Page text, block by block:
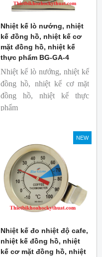
Nhiệt kế lò nướng, nhiệt
kế đồng hồ, nhiệt kế cơ
mặt đồng hồ, nhiệt kế
thực phẩm BG-GA-4
Nhiệt kế lò nướng, nhiệt kế
đồng hồ, nhiệt kế cơ mặt
đồng hồ, nhiệt kế thực
phẩm
Thương hiệu: Blue Gizmo
NEW
Nhiệt kế đo nhiệt độ cafe,
nhiệt kế đồng hồ, nhiệt
kế cơ mặt đồng hồ, nhiệt